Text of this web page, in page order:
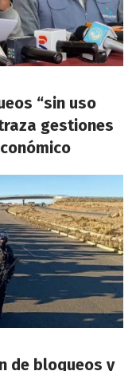
“sin uso
gestiones
de bloqueos y